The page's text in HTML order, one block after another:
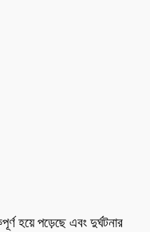
হয়ে পড়েছে এবং দুর্ঘটনার